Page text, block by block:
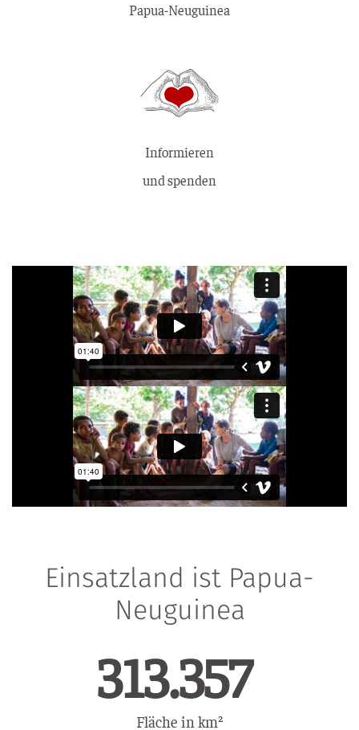
Papua-Neuguinea
Informieren
und spenden
Einsatzland ist Papua-
Neuguinea
Fläche in km²
413.831